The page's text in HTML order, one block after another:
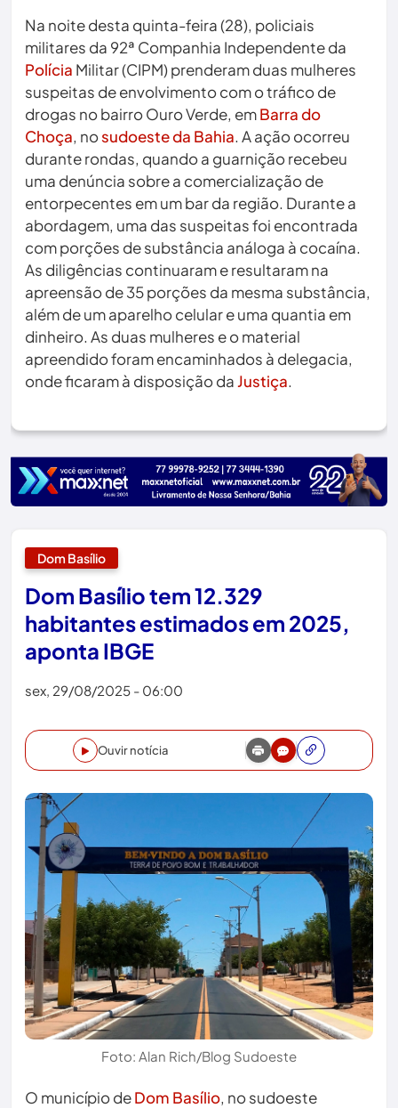
Na noite desta quinta-feira (28), policiais
militares da 92ª Companhia Independente da
Polícia Militar (CIPM) prenderam duas mulheres
suspeitas de envolvimento com o tráfico de
drogas no bairro Ouro Verde, emBarra do
Choça, nosudoeste da Bahia. A ação ocorreu
durante rondas, quando a guarnição recebeu
uma denúncia sobre a comercialização de
entorpecentes em um bar da região. Durante a
abordagem, uma das suspeitas foi encontrada
com porções de substância análoga à cocaína.
As diligências continuaram e resultaram na
apreensão de 35 porções da mesma substância,
além de um aparelho celular e uma quantia em
dinheiro. As duas mulheres e o material
apreendido foram encaminhados à delegacia,
onde ficaram à disposição daJustiça.
Dom Basílio
Dom Basílio tem 12.329
habitantes estimados em 2025,
aponta IBGE
sex, 29/08/2025 - 06:00
Ouvir notícia
Foto: Alan Rich/Blog Sudoeste
O município deDom Basílio, no sudoeste